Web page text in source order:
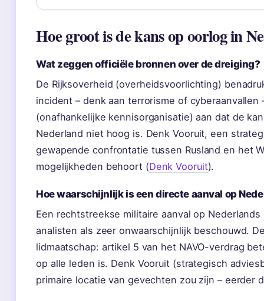
Hoe groot is de kans op oorlog in
Wat zeggen officiële bronnen over de dreiging?
De Rijksoverheid (overheidsvoorlichting)
incident – denk aan terrorisme of
(onafhankelijke kennisorganisatie) aan dat de
Nederland niet hoog is. Denk Vooruit, een
gewapende confrontatie tussen Rusland en het
mogelijkheden behoort (Denk Vooruit).
Hoe waarschijnlijk is een directe aanval op
Een rechtstreekse militaire aanval op
analisten als zeer onwaarschijnlijk beschouwd.
lidmaatschap: artikel 5 van het NAVO-verdrag
op alle leden is. Denk Vooruit (strategisch
primaire locatie van gevechten zou zijn – eerder